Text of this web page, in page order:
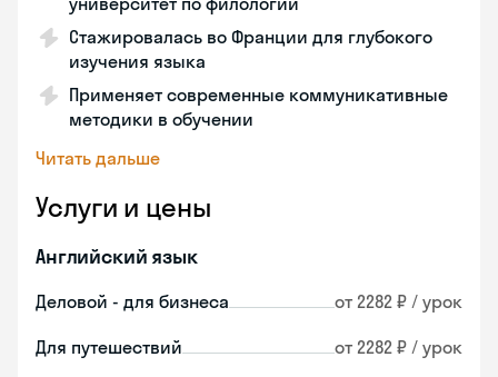
Стажировалась во Франции для глубокого
изучения языка
Применяет современные коммуникативные
методики в обучении
Читать дальше
Услуги и цены
Английский язык
Деловой - для бизнеса от 2282 ₽ / урок
Для путешествий от 2282 ₽ / урок